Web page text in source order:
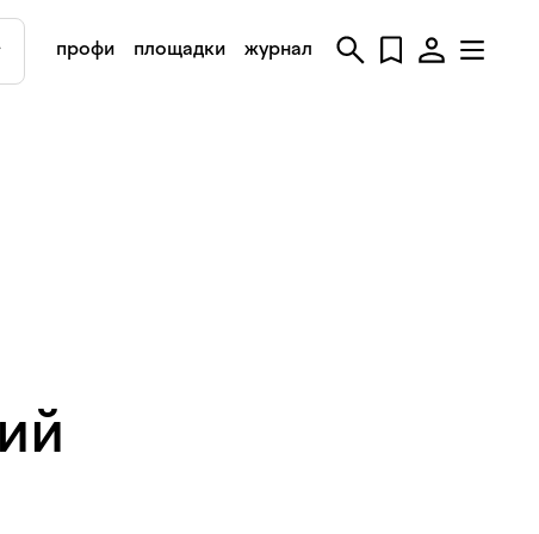
профи площадки журнал